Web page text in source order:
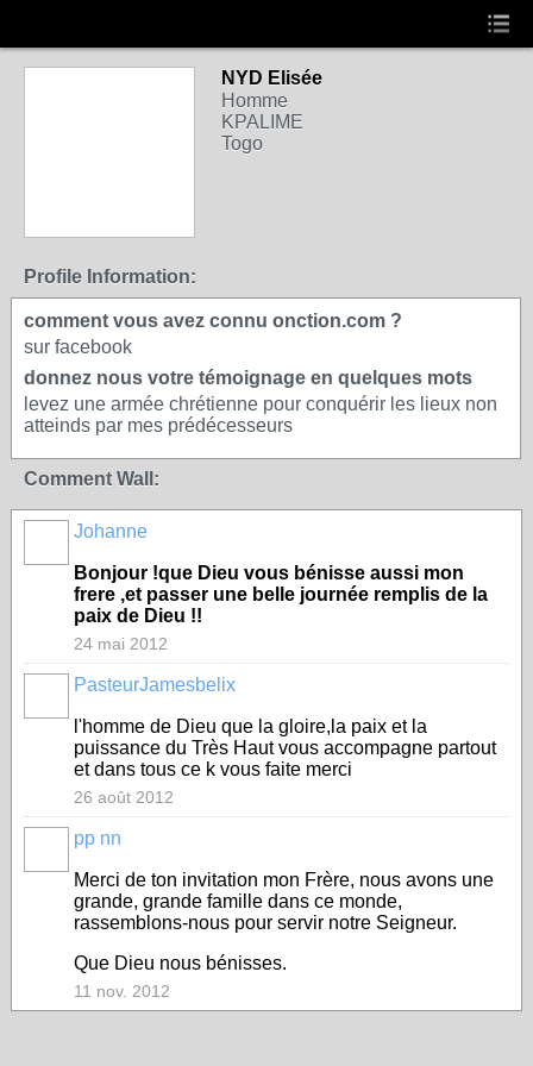
NYD Elisée
Homme
KPALIME
Togo
Profile Information:
comment vous avez connu onction.com ?
sur facebook
donnez nous votre témoignage en quelques mots
levez une armée chrétienne pour conquérir les lieux non
atteinds par mes prédécesseurs
Comment Wall:
Johanne
Bonjour !que Dieu vous bénisse aussi mon
frere ,et passer une belle journée remplis de la
paix de Dieu !!
24 mai 2012
PasteurJamesbelix
l'homme de Dieu que la gloire,la paix et la
puissance du Très Haut vous accompagne partout
et dans tous ce k vous faite merci
26 août 2012
pp nn
Merci de ton invitation mon Frère, nous avons une
grande, grande famille dans ce monde,
rassemblons-nous pour servir notre Seigneur.
Que Dieu nous bénisses.
11 nov. 2012